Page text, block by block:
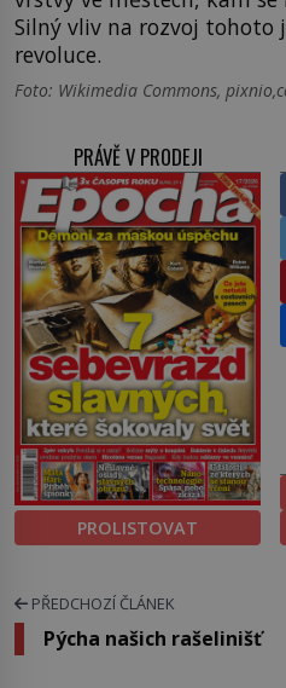
Silný vliv na rozvoj tohoto
revoluce.
Foto: Wikimedia Commons,
PRÁVĚ V PRODEJI
PROLISTOVAT
PŘEDCHOZÍ ČLÁNEK
Pýcha našich rašelinišť